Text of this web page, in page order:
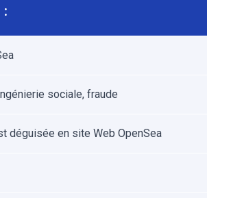
:
sociale, fraude
déguisée en site Web OpenSea